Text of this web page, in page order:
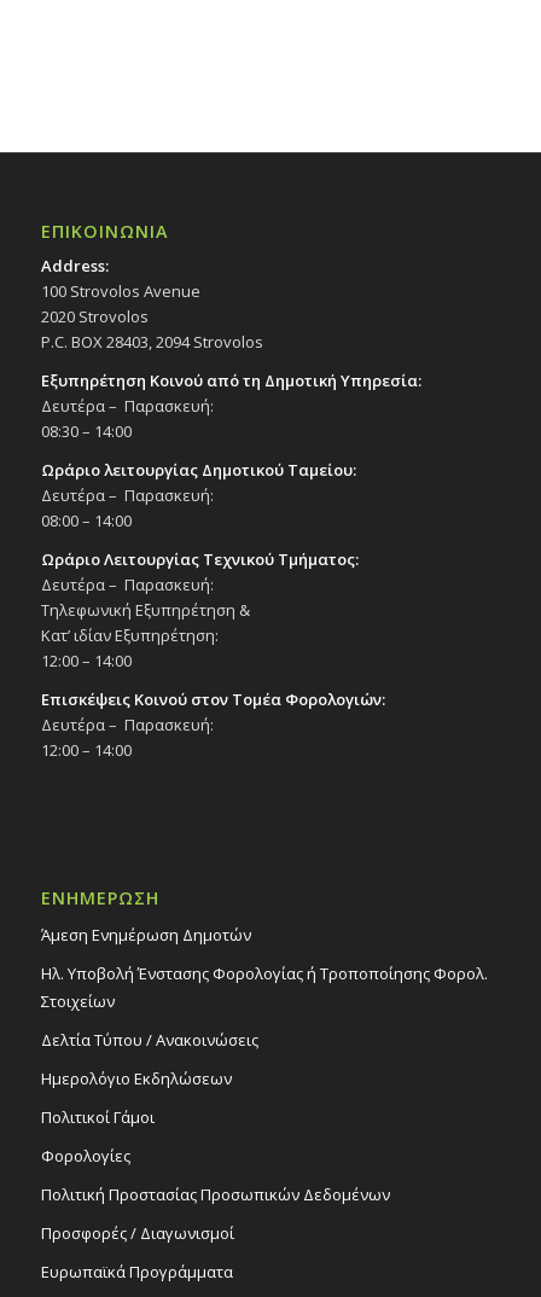
ΕΠΙΚΟΙΝΩΝΙΑ
Address:
100 Strovolos Avenue
2020 Strovolos
P.C. BOX 28403, 2094 Strovolos
Εξυπηρέτηση Κοινού από τη Δημοτική Υπηρεσία:
Δευτέρα – Παρασκευή:
08:30 – 14:00
Ωράριο λειτουργίας Δημοτικού Ταμείου:
Δευτέρα – Παρασκευή:
08:00 – 14:00
Ωράριο Λειτουργίας Τεχνικού Τμήματος:
Δευτέρα – Παρασκευή:
Τηλεφωνική Εξυπηρέτηση &
Κατ’ ιδίαν Εξυπηρέτηση:
12:00 – 14:00
Επισκέψεις Κοινού στον Τομέα Φορολογιών:
Δευτέρα – Παρασκευή:
12:00 – 14:00
ΕΝΗΜΕΡΩΣΗ
Άμεση Ενημέρωση Δημοτών
Ηλ. Υποβολή Ένστασης Φορολογίας ή Τροποποίησης Φορολ.
Στοιχείων
Δελτία Τύπου / Ανακοινώσεις
Ημερολόγιο Εκδηλώσεων
Πολιτικοί Γάμοι
Φορολογίες
Πολιτική Προστασίας Προσωπικών Δεδομένων
Προσφορές / Διαγωνισμοί
Ευρωπαϊκά Προγράμματα